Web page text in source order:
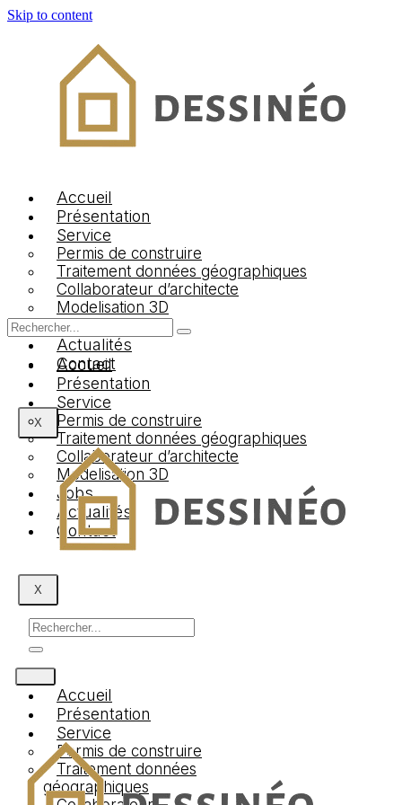
Skip to content
Accueil
Présentation
Service
Permis de construire
Traitement données géographiques
Collaborateur d’architecte
Modelisation 3D
Jobs
Actualités
Contact
X
Accueil
Présentation
Service
Permis de construire
Traitement données géographiques
Collaborateur d’architecte
Modelisation 3D
Jobs
Actualités
Contact
X
Accueil
Présentation
Service
Permis de construire
Traitement données
géographiques